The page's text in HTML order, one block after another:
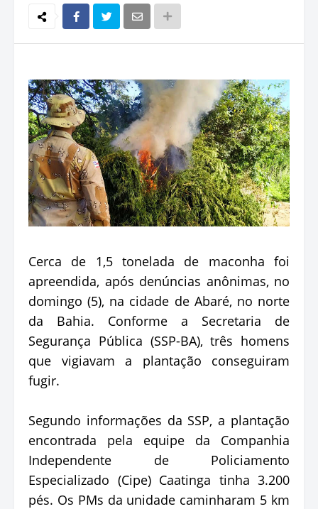
Cerca de 1,5 tonelada de maconha foi
apreendida, após denúncias anônimas, no
domingo (5), na cidade de Abaré, no norte
da Bahia. Conforme a Secretaria de
Segurança Pública (SSP-BA), três homens
que vigiavam a plantação conseguiram
fugir.
Segundo informações da SSP, a plantação
encontrada pela equipe da Companhia
Independente de Policiamento
Especializado (Cipe) Caatinga tinha 3.200
pés. Os PMs da unidade caminharam 5 km